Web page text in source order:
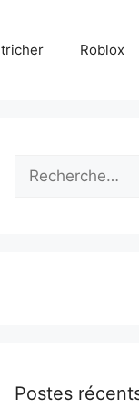
tricher Roblox
Rechercher :
Postes